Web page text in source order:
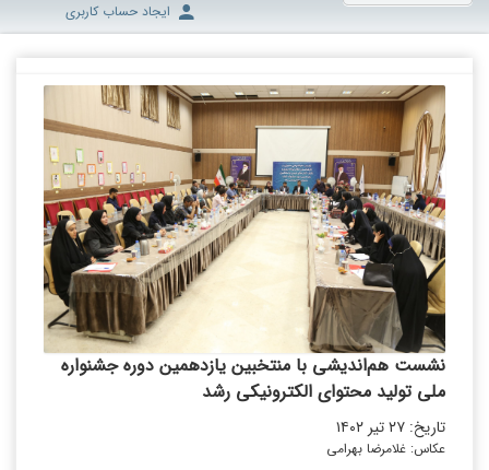
ایجاد حساب کاربری
نشست هم‌اندیشی با منتخبین یازدهمین دوره جشنواره
ملی تولید محتوای الکترونیکی رشد
تاریخ: ۲۷ تیر ۱۴۰۲
عکاس: غلامرضا بهرامی